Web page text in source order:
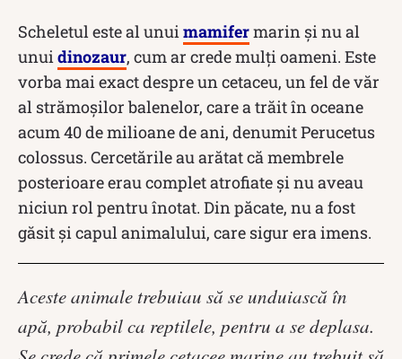
Scheletul este al unui mamifermarin și nu al
unui dinozaur, cum ar crede mulți oameni. Este
vorba mai exact despre un cetaceu, un fel de văr
al strămoşilor balenelor, care a trăit în oceane
acum 40 de milioane de ani, denumit Perucetus
colossus. Cercetările au arătat că membrele
posterioare erau complet atrofiate și nu aveau
niciun rol pentru înotat. Din păcate, nu a fost
găsit și capul animalului, care sigur era imens.
Aceste animale trebuiau să se unduiască în
apă, probabil ca reptilele, pentru a se deplasa.